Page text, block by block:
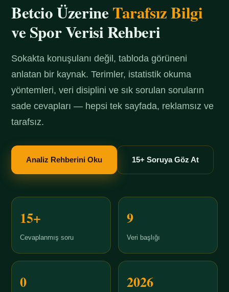
Betcio ÜzerineTarafsız Bilgi
ve Spor Verisi Rehberi
Sokakta konuşulanı değil, tabloda görüneni
anlatan bir kaynak. Terimler, istatistik okuma
yöntemleri, veri disiplini ve sık sorulan soruların
sade cevapları — hepsi tek sayfada, reklamsız ve
tarafsız.
Analiz Rehberini Oku 15+ Soruya Göz At
15+
Cevaplanmış soru
9
Veri başlığı
0 2026